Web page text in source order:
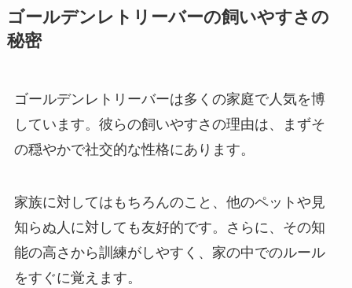
ゴールデンレトリーバーの飼いやすさの
秘密
ゴールデンレトリーバーは多くの家庭で人気を博
しています。彼らの飼いやすさの理由は、まずそ
の穏やかで社交的な性格にあります。
家族に対してはもちろんのこと、他のペットや見
知らぬ人に対しても友好的です。さらに、その知
能の高さから訓練がしやすく、家の中でのルール
をすぐに覚えます。